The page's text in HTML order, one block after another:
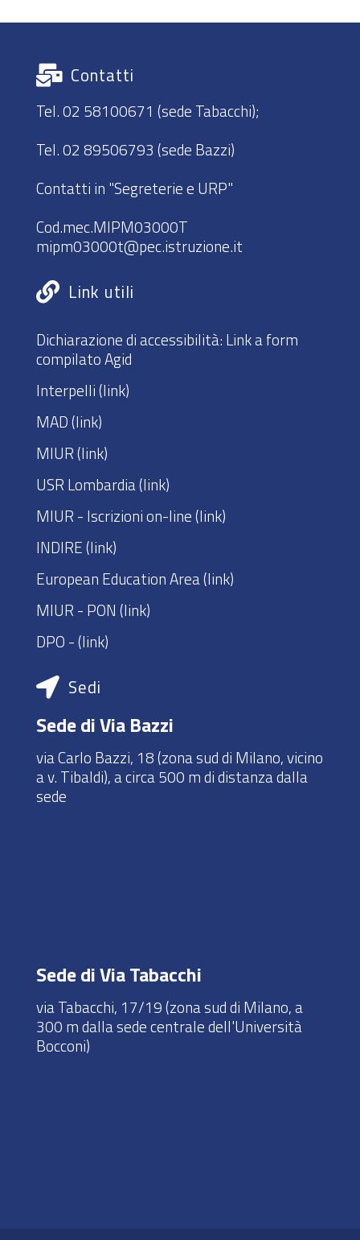
Contatti
Tel. 02 58100671 (sede Tabacchi);
Tel. 02 89506793 (sede Bazzi)
Contatti in "Segreterie e URP"
Cod.mec.MIPM03000T
mipm03000t@pec.istruzione.it
Link utili
Dichiarazione di accessibilità: Link a form
compilato Agid
Interpelli(link)
MAD(link)
MIUR(link)
USR Lombardia(link)
MIUR - Iscrizioni on-line(link)
INDIRE(link)
European Education Area(link)
MIUR - PON (link)
DPO - (link)
Sedi
Sede di Via Bazzi
via Carlo Bazzi, 18 (zona sud di Milano, vicino
a v. Tibaldi), a circa 500 m di distanza dalla
sede
Sede di Via Tabacchi
via Tabacchi, 17/19 (zona sud di Milano, a
300 m dalla sede centrale dell'Università
Bocconi)